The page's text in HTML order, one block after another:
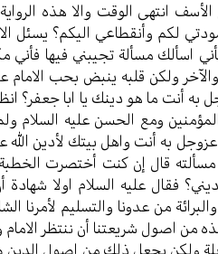
الأسف انتهى الوقت والا هذه
مودتي لكم وأنقطاعي اليكم؟ يسئل
اسألك مسألة تجيبني فيها
ولكن قلبه ينبض بحب الامام
به أنت ما هو دينك يا ابا جعفر؟
ومع الحسن عليه السلام
به أنت واهل بيتك لأدين الله
قال إن كنت أختصرت
فقال عليه السلام اولا شهادة
من عدونا والتسليم لأمرنا
من اصول شريعتنا أن ننتظر الامام
ولكن يجعل ذلك من اصول الدين